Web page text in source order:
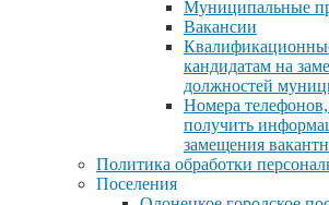
Муниципальные
Вакансии
кандидатам на
должностей
Номера
получить
замещения
Политика обработки
Поселения